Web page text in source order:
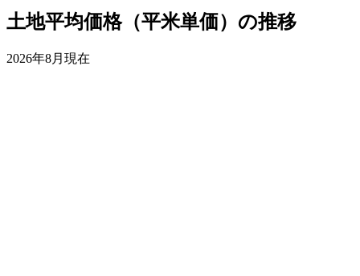
土地平均価格（平米単価）の推移
2026年8月現在